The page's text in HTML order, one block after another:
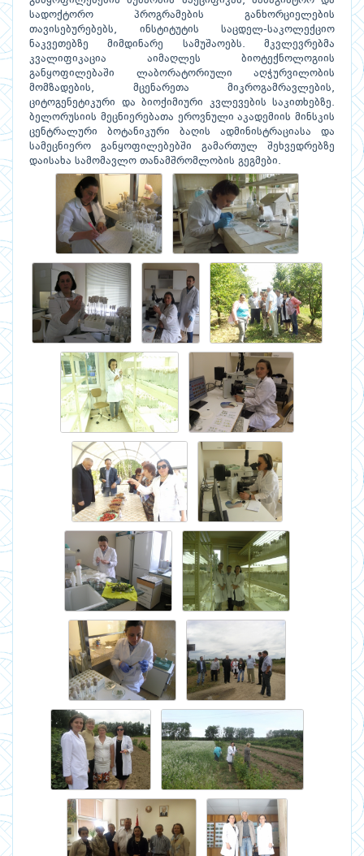
სადოქტორო პროგრამების განხორციელების
თავისებურებებს, ინსტიტუტის საცდელ-საკოლექციო
ნაკვეთებზე მიმდინარე სამუშაოებს. მკვლევრებმა
კვალიფიკაცია აიმაღლეს ბიოტექნოლოგიის
განყოფილებაში ლაბორატორიული აღჭურვილობის
მომზადების, მცენარეთა მიკროგამრავლების,
ციტოგენეტიკური და ბიოქიმიური კვლევების საკითხებზე.
ბელორუსიის მეცნიერებათა ეროვნული აკადემიის მინსკის
ცენტრალური ბოტანიკური ბაღის ადმინისტრაციასა და
სამეცნიერო განყოფილებებში გამართულ შეხვედრებზე
დაისახა სამომავლო თანამშრომლობის გეგმები.